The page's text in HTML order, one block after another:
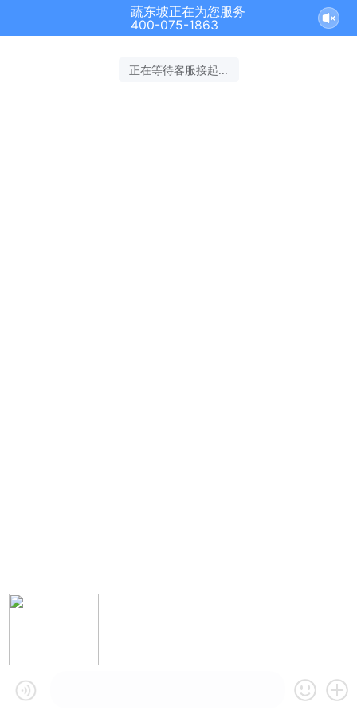
蔬东坡正在为您服务
400-075-1863
正在等待客服接起...